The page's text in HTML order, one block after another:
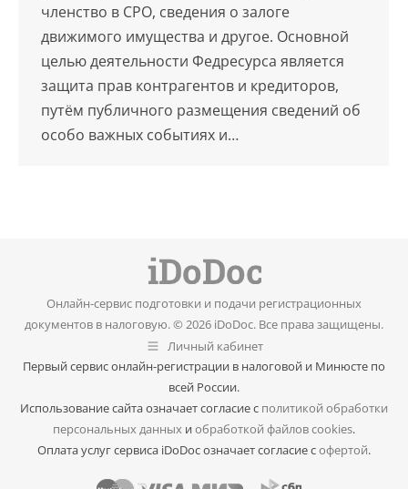
членство в СРО, сведения о залоге
движимого имущества и другое. Основной
целью деятельности Федресурса является
защита прав контрагентов и кредиторов,
путём публичного размещения сведений об
особо важных событиях и…
Онлайн-сервис подготовки и подачи регистрационных
документов в налоговую. © 2026 iDoDoc. Все права защищены.
Личный кабинет
Первый сервис онлайн-регистрации в налоговой и Минюсте по
всей России.
Использование сайта означает согласие с политикой обработки
персональных данных иобработкой файлов cookies.
Оплата услуг сервиса iDoDoc означает согласие софертой.